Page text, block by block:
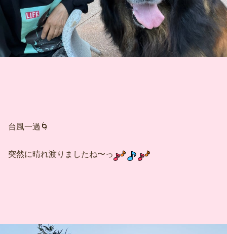
台風一過🌀
突然に晴れ渡りましたね〜っ